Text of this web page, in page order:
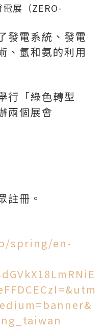
展（ZERO-
發電系統、發電
、氫和氨的利用
行「綠色轉型
兩個展會
註冊。
spring/en-